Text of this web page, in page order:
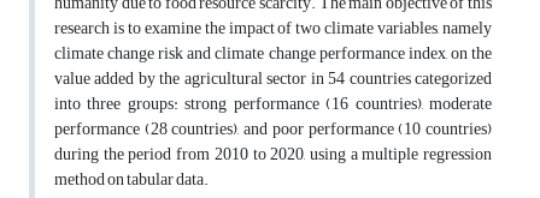
research is to examine the impact of two climate variables, namely
climate change risk and climate change performance index, on the
value added by the agricultural sector in 54 countries categorized
into three groups: strong performance (16 countries), moderate
performance (28 countries), and poor performance (10 countries)
during the period from 2010 to 2020, using a multiple regression
method on tabular data.